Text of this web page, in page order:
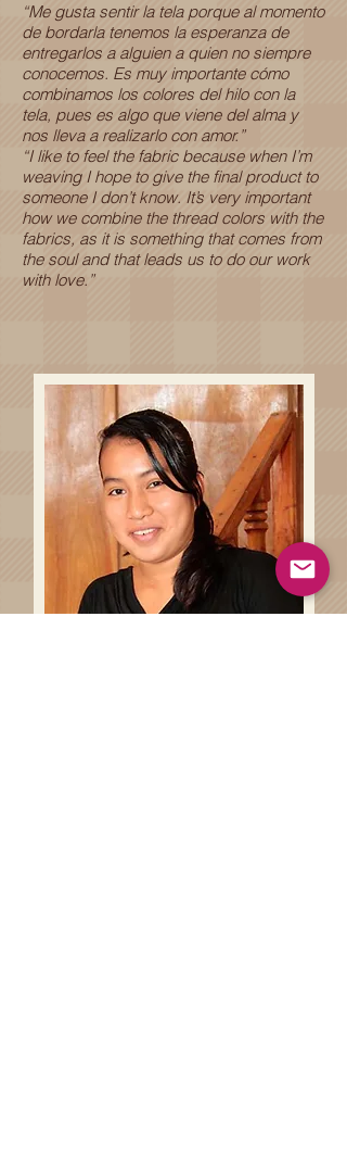
“Me gusta sentir la tela porque al momento
de bordarla tenemos la esperanza de
entregarlos a alguien a quien no siempre
conocemos. Es muy importante cómo
combinamos los colores del hilo con la
tela, pues es algo que viene del alma y
nos lleva a realizarlo con amor.”
“I like to feel the fabric because when I’m
weaving I hope to give the final product to
someone I don’t know. It’s very important
how we combine the thread colors with the
fabrics, as it is something that comes from
the soul and that leads us to do our work
with love.”